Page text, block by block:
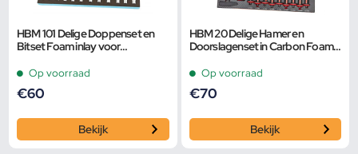
HBM 101 Delige Doppenset en
Bitset Foam inlay voor
Op voorraad
€60
Bekijk
HBM 20 Delige Hamer en
Doorslagenset in Carbon Foam
Op voorraad
€70
Bekijk